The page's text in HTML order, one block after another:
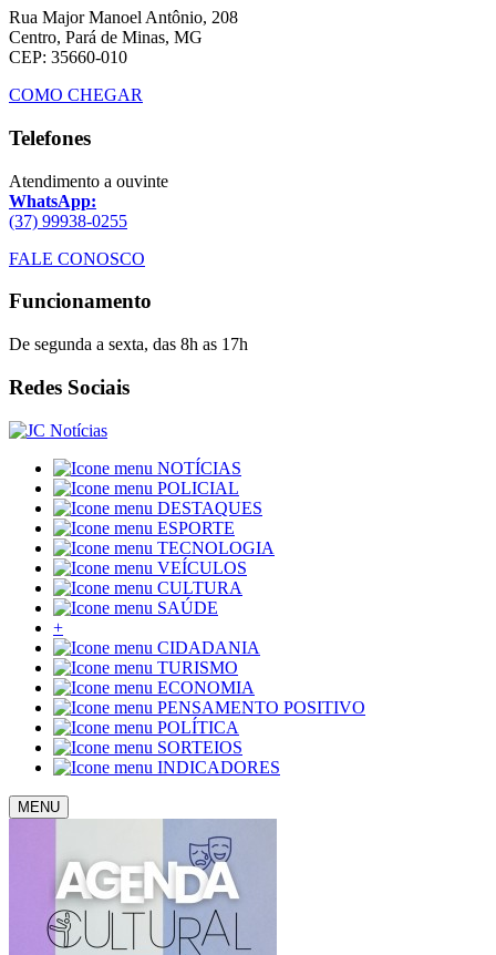
Rua Major Manoel Antônio, 208
Centro, Pará de Minas, MG
CEP: 35660-010
COMO CHEGAR
Telefones
Atendimento a ouvinte
WhatsApp:
(37) 99938-0255
FALE CONOSCO
Funcionamento
De segunda a sexta, das 8h as 17h
Redes Sociais
NOTÍCIAS
POLICIAL
DESTAQUES
ESPORTE
TECNOLOGIA
VEÍCULOS
CULTURA
SAÚDE
+
CIDADANIA
TURISMO
ECONOMIA
PENSAMENTO POSITIVO
POLÍTICA
SORTEIOS
INDICADORES
MENU